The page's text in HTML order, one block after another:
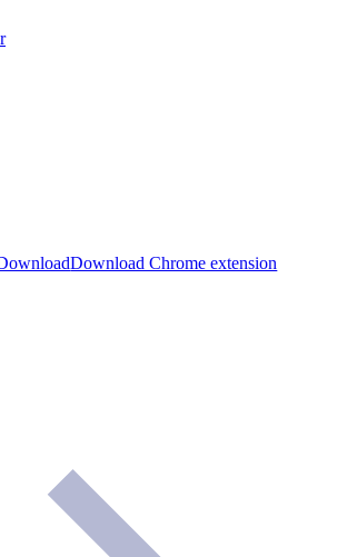
Download Chrome extension